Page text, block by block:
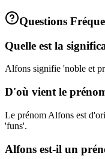
Questions
Quelle est la
Alfons signifie 'noble et
D'où vient le
Le prénom Alfons est
'funs'.
Alfons est-il un